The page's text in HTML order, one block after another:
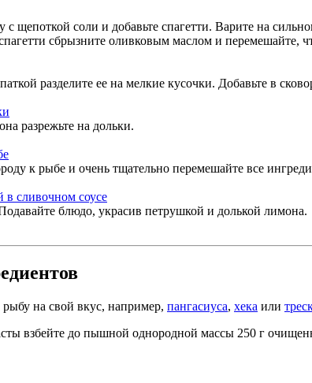
с щепоткой соли и добавьте спагетти. Варите на
сбрызните оливковым маслом и перемешайте,
разделите ее на мелкие кусочки. Добавьте в
разрежьте на дольки.
к рыбе и очень тщательно перемешайте все
блюдо, украсив петрушкой и долькой лимона.
на свой вкус, например, пангасиуса, хека или
взбейте до пышной однородной массы 250 г